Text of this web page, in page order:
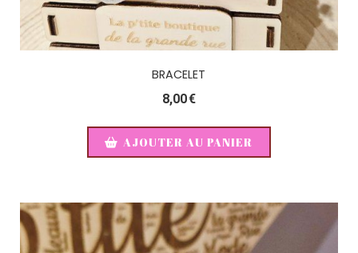
BRACELET
8,00€
AJOUTER AU PANIER